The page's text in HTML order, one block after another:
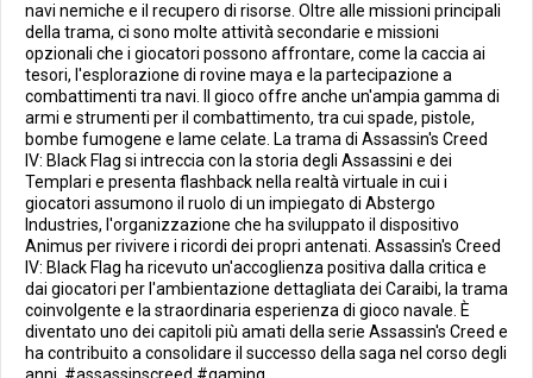
navi nemiche e il recupero di risorse. Oltre alle missioni principali
della trama, ci sono molte attività secondarie e missioni
opzionali che i giocatori possono affrontare, come la caccia ai
tesori, l'esplorazione di rovine maya e la partecipazione a
combattimenti tra navi. Il gioco offre anche un'ampia gamma di
armi e strumenti per il combattimento, tra cui spade, pistole,
bombe fumogene e lame celate. La trama di Assassin's Creed
IV: Black Flag si intreccia con la storia degli Assassini e dei
Templari e presenta flashback nella realtà virtuale in cui i
giocatori assumono il ruolo di un impiegato di Abstergo
Industries, l'organizzazione che ha sviluppato il dispositivo
Animus per rivivere i ricordi dei propri antenati. Assassin's Creed
IV: Black Flag ha ricevuto un'accoglienza positiva dalla critica e
dai giocatori per l'ambientazione dettagliata dei Caraibi, la trama
coinvolgente e la straordinaria esperienza di gioco navale. È
diventato uno dei capitoli più amati della serie Assassin's Creed e
ha contribuito a consolidare il successo della saga nel corso degli